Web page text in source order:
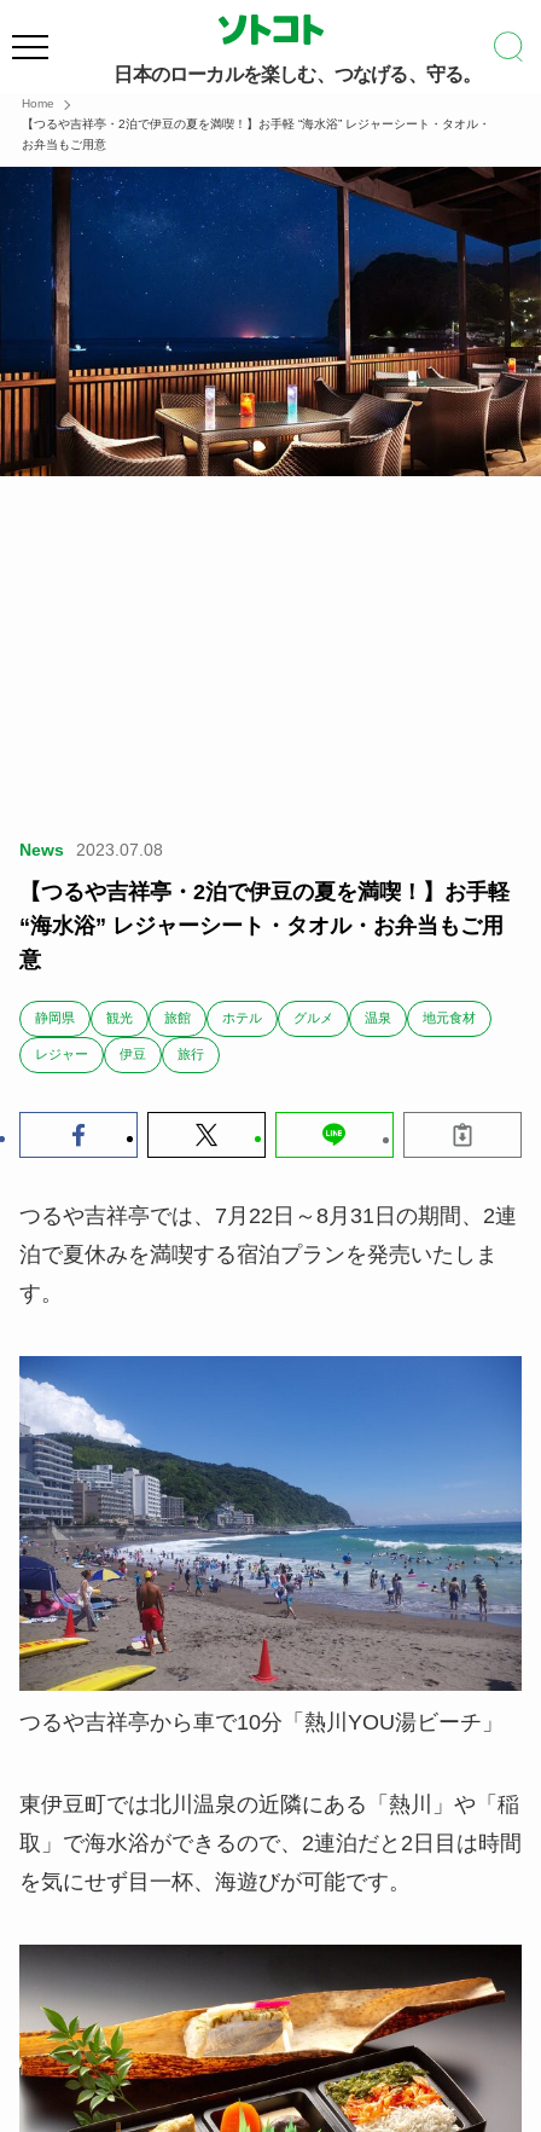
日本のローカルを楽しむ、つなげる、守る。
Home
【つるや吉祥亭・2泊で伊豆の夏を満喫！】お手軽 “海水浴” レジャーシート・タオル・
お弁当もご用意
News 2023.07.08
【つるや吉祥亭・2泊で伊豆の夏を満喫！】お手軽
“海水浴” レジャーシート・タオル・お弁当もご用
意
静岡県 観光 旅館 ホテル グルメ 温泉 地元食材
レジャー 伊豆 旅行
つるや吉祥亭では、7月22日～8月31日の期間、2連
泊で夏休みを満喫する宿泊プランを発売いたしま
す。
つるや吉祥亭から車で10分「熱川YOU湯ビーチ」
東伊豆町では北川温泉の近隣にある「熱川」や「稲
取」で海水浴ができるので、2連泊だと2日目は時間
を気にせず目一杯、海遊びが可能です。